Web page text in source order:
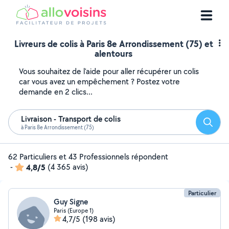
Livreurs de colis à Paris 8e Arrondissement (75) et
alentours
Vous souhaitez de l'aide pour aller récupérer un colis
car vous avez un empêchement ? Postez votre
demande en 2 clics...
Livraison - Transport de colis
à Paris 8e Arrondissement (75)
62 Particuliers et 43 Professionnels répondent
-
4,8/5 (4 365 avis)
Particulier
Guy Signe
Paris (Europe 1)
4,7/5 (198 avis)